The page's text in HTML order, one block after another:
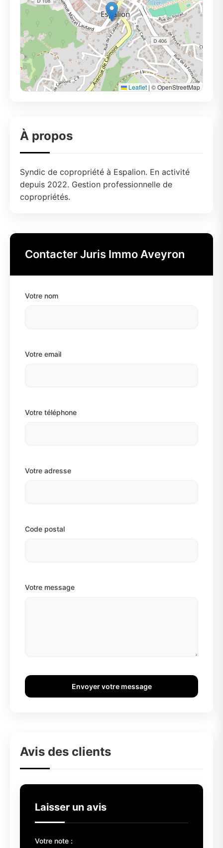
Leaflet | © OpenStreetMap
À propos
Syndic de copropriété à Espalion. En activité
depuis 2022. Gestion professionnelle de
copropriétés.
Contacter Juris Immo Aveyron
Votre nom
Votre email
Votre téléphone
Votre adresse
Code postal
Votre message
Envoyer votre message
Avis des clients
Laisser un avis
Votre note :